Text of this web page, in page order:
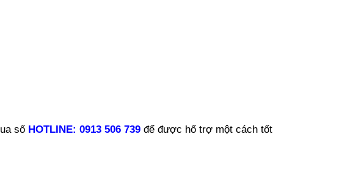
sốHOTLINE: 0913 506 739 để được hổ trợ một cách tốt